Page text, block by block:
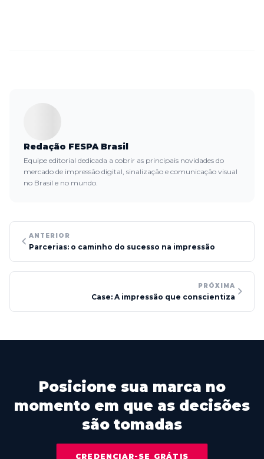
Redação FESPA Brasil
Equipe editorial dedicada a cobrir as principais novidades do
mercado de impressão digital, sinalização e comunicação visual
no Brasil e no mundo.
ANTERIOR
Parcerias: o caminho do sucesso na impressão
PRÓXIMA
Case: A impressão que conscientiza
Posicione sua marca no
momento em que as decisões
são tomadas
CREDENCIAR-SE GRÁTIS